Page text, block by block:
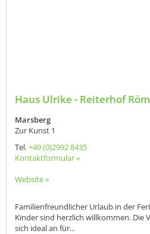
Haus Ulrike - Reiterhof
Marsberg
Zur Kunst 1
Tel.+49 (0)2992 8435
Kontaktformular »
Website »
Familienfreundlicher Urlaub in der
Kinder sind herzlich willkommen. Die
sich ideal an für...